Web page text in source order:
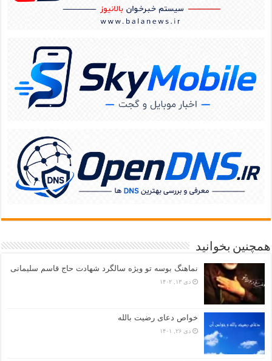
همچنین بخوانید
نماهنگ بوسه تو ویژه سالگرد شهادت حاج قاسم سلیمانی
دی ۱۳, ۱۴۰۲
خواص دعای رضیت بالله
دی ۲۶, ۱۴۰۱